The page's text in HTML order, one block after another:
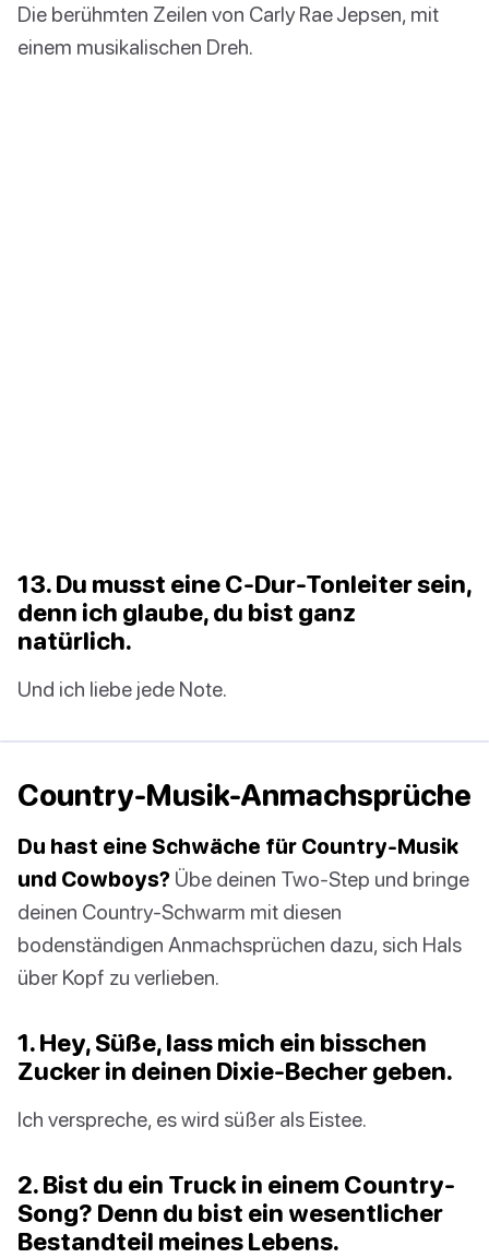
Die berühmten Zeilen von Carly Rae Jepsen, mit
einem musikalischen Dreh.
13. Du musst eine C-Dur-Tonleiter sein,
denn ich glaube, du bist ganz
natürlich.
Und ich liebe jede Note.
Country-Musik-Anmachsprüche
Du hast eine Schwäche für Country-Musik
und Cowboys? Übe deinen Two-Step und bringe
deinen Country-Schwarm mit diesen
bodenständigen Anmachsprüchen dazu, sich Hals
über Kopf zu verlieben.
1. Hey, Süße, lass mich ein bisschen
Zucker in deinen Dixie-Becher geben.
Ich verspreche, es wird süßer als Eistee.
2. Bist du ein Truck in einem Country-
Song? Denn du bist ein wesentlicher
Bestandteil meines Lebens.